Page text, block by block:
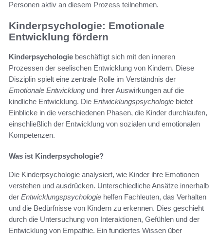
Personen aktiv an diesem Prozess teilnehmen.
Kinderpsychologie: Emotionale
Entwicklung fördern
Kinderpsychologie beschäftigt sich mit den inneren
Prozessen der seelischen Entwicklung von Kindern. Diese
Disziplin spielt eine zentrale Rolle im Verständnis der
Emotionale Entwicklung und ihrer Auswirkungen auf die
kindliche Entwicklung. Die Entwicklungspsychologie bietet
Einblicke in die verschiedenen Phasen, die Kinder durchlaufen,
einschließlich der Entwicklung von sozialen und emotionalen
Kompetenzen.
Was ist Kinderpsychologie?
Die Kinderpsychologie analysiert, wie Kinder ihre Emotionen
verstehen und ausdrücken. Unterschiedliche Ansätze innerhalb
der Entwicklungspsychologie helfen Fachleuten, das Verhalten
und die Bedürfnisse von Kindern zu erkennen. Dies geschieht
durch die Untersuchung von Interaktionen, Gefühlen und der
Entwicklung von Empathie. Ein fundiertes Wissen über